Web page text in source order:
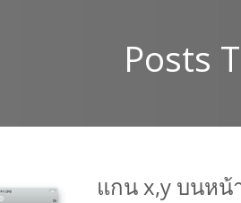
Posts
แกน x,y บนหน้